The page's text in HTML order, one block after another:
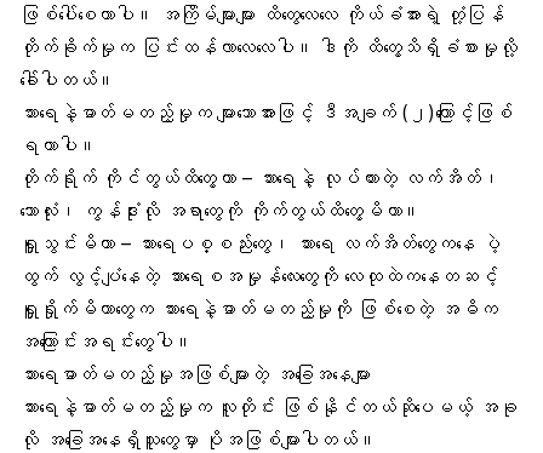
ဖြစ်ပေါ်စေတာပါ။ အကြိမ်များများ ထိတွေလေလေ ကိုယ်ခံအားရဲ့ တုံ့ပြန်
တိုက်ခိုက်မှုက ပြင်းထန်လာလေလေပါ။ ဒါကို ထိတွေ့သိရှိခံစားမှုလို့
ခေါ်ပါတယ်။
သားရေနဲ့ဓာတ်မတည့်မှုက များသောအားဖြင့် ဒီအချက် (၂)ကြောင့်ဖြစ်
ရတာပါ။
တိုက်ရိုက် ကိုင်တွယ်ထိတွေ့တာ – သားရေနဲ့ လုပ်ထားတဲ့ လက်အိတ်၊
ဘောာလုံး၊ ကွန်ဒုံးလို အရာတွေကို ကိုက်တွယ်ထိတွေ့မိတာ။
ရှူသွင်းမိတာ – သားရေပစ္စည်းတွေ၊ သားရေ လက်အိတ်တွေကနေ ပဲ့
ထွက် လွင့်ပျံနေတဲ့ သားရေစအမှုန်လေးတွေကို လေထုထဲကနေတဆင့်
ရှူရှိုက်မိတာတွေက သားရေနဲ့ဓာတ်မတည့်မှုကို ဖြစ်စေတဲ့ အဓိက
အကြောင်းအရင်းတွေပါ။
သားရေဓာတ်မတည့်မှုအဖြစ်များတဲ့ အခြေအနေများ
သားရေနဲ့ဓာတ်မတည့်မှုက လူတိုင်း ဖြစ်နိုင်တယ်ဆိုပေမယ့် အခု
လို အခြေအနေရှိသူတွေမှာ ပိုအဖြစ်များပါတယ်။